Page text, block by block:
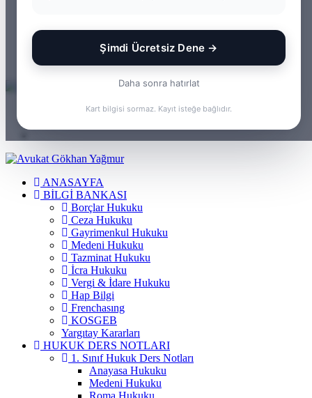
Şimdi Ücretsiz Dene →
Daha sonra hatırlat
Kart bilgisi sormaz. Kayıt isteğe bağlıdır.
Ol
Rastgele
Bölmesi
yap
ANASAYFA
BILGI BANKASI
Borçlar Hukuku
Ceza Hukuku
Gayrimenkul Hukuku
Medeni Hukuku
Tazminat Hukuku
İcra Hukuku
Vergi & İdare Hukuku
Hap Bilgi
Frenchasıng
KOSGEB
Yargıtay Kararları
HUKUK DERS NOTLARI
1. Sınıf Hukuk Ders Notları
Anayasa Hukuku
Medeni Hukuku
Roma Hukuku